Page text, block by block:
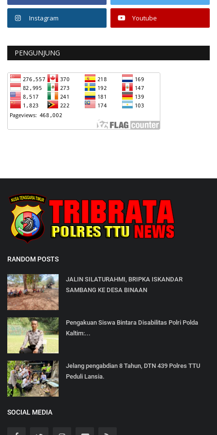
Instagram Youtube
PENGUNJUNG
RANDOM POSTS
JALIN SILATURAHMI, BRIPKA ISKANDAR
SAMBANG KE DESA BINAAN
Pengakuan Siswa Bintara Disabilitas Polri Polda
Kaltim:...
Jelang pengabdian 8 Tahun, DTN 439 Polres TTU
Peduli Lansia.
SOCIAL MEDIA